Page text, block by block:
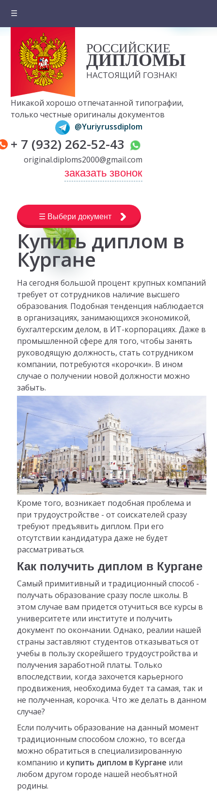
☰
О компании
Цены на документы
Вопросы и ответы
Отзывы клиентов
Оплата и доставка
Контакты
РОССИЙСКИЕ
ДИПЛОМЫ
НАСТОЯЩИЙ ГОЗНАК!
Никакой хорошо отпечатанной типографии,
только честные оригиналы документов
@Yuriyrussdiplom
+ 7 (932) 262-52-43
original.diploms2000@gmail.com
заказать звонок
☰ Выбери документ
Купить диплом в
Кургане
На сегодня большой процент крупных компаний
требует от сотрудников наличие высшего
образования. Подобная тенденция наблюдается
в организациях, занимающихся экономикой,
бухгалтерским делом, в ИТ-корпорациях. Даже в
промышленной сфере для того, чтобы занять
руководящую должность, стать сотрудником
компании, потребуются «корочки». В ином
случае о получении новой должности можно
забыть.
Кроме того, возникает подобная проблема и
при трудоустройстве - от соискателей сразу
требуют предъявить диплом. При его
отсутствии кандидатура даже не будет
рассматриваться.
Как получить диплом в Кургане
Самый примитивный и традиционный способ -
получать образование сразу после школы. В
этом случае вам придется отучиться все курсы в
университете или институте и получить
документ по окончании. Однако, реалии нашей
страны заставляют студентов отказываться от
учебы в пользу скорейшего трудоустройства и
получения заработной платы. Только
впоследствии, когда захочется карьерного
продвижения, необходима будет та самая, так и
не полученная, корочка. Что же делать в данном
случае?
Если получить образование на данный момент
традиционным способом сложно, то всегда
можно обратиться в специализированную
компанию и купить диплом в Кургане или
любом другом городе нашей необъятной
родины.